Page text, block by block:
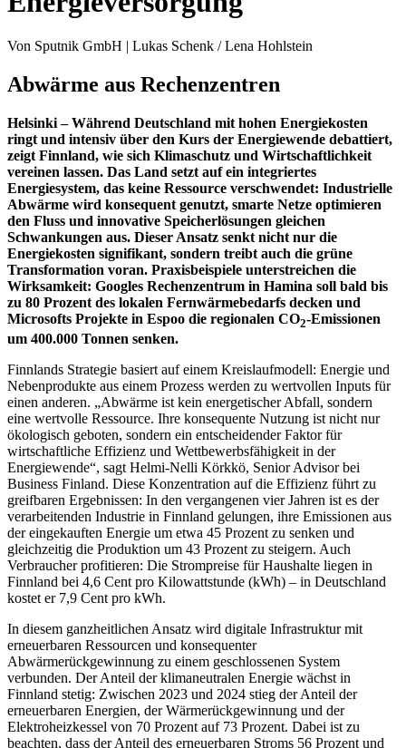
Von Sputnik GmbH | Lukas Schenk / Lena Hohlstein
Abwärme aus Rechenzentren
Helsinki – Während Deutschland mit hohen Energiekosten
ringt und intensiv über den Kurs der Energiewende debattiert,
zeigt Finnland, wie sich Klimaschutz und Wirtschaftlichkeit
vereinen lassen. Das Land setzt auf ein integriertes
Energiesystem, das keine Ressource verschwendet: Industrielle
Abwärme wird konsequent genutzt, smarte Netze optimieren
den Fluss und innovative Speicherlösungen gleichen
Schwankungen aus. Dieser Ansatz senkt nicht nur die
Energiekosten signifikant, sondern treibt auch die grüne
Transformation voran. Praxisbeispiele unterstreichen die
Wirksamkeit: Googles Rechenzentrum in Hamina soll bald bis
zu 80 Prozent des lokalen Fernwärmebedarfs decken und
Microsofts Projekte in Espoo die regionalen CO2-Emissionen
um 400.000 Tonnen senken.
Finnlands Strategie basiert auf einem Kreislaufmodell: Energie und
Nebenprodukte aus einem Prozess werden zu wertvollen Inputs für
einen anderen. „Abwärme ist kein energetischer Abfall, sondern
eine wertvolle Ressource. Ihre konsequente Nutzung ist nicht nur
ökologisch geboten, sondern ein entscheidender Faktor für
wirtschaftliche Effizienz und Wettbewerbsfähigkeit in der
Energiewende“, sagt Helmi-Nelli Körkkö, Senior Advisor bei
Business Finland. Diese Konzentration auf die Effizienz führt zu
greifbaren Ergebnissen: In den vergangenen vier Jahren ist es der
verarbeitenden Industrie in Finnland gelungen, ihre Emissionen aus
der eingekauften Energie um etwa 45 Prozent zu senken und
gleichzeitig die Produktion um 43 Prozent zu steigern. Auch
Verbraucher profitieren: Die Strompreise für Haushalte liegen in
Finnland bei 4,6 Cent pro Kilowattstunde (kWh) – in Deutschland
kostet er 7,9 Cent pro kWh.
In diesem ganzheitlichen Ansatz wird digitale Infrastruktur mit
erneuerbaren Ressourcen und konsequenter
Abwärmerückgewinnung zu einem geschlossenen System
verbunden. Der Anteil der klimaneutralen Energie wächst in
Finnland stetig: Zwischen 2023 und 2024 stieg der Anteil der
erneuerbaren Energien, der Wärmerückgewinnung und der
Elektroheizkessel von 70 Prozent auf 73 Prozent. Dabei ist zu
beachten, dass der Anteil des erneuerbaren Stroms 56 Prozent und